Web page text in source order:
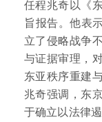
任程兆奇以《
旨报告。他表
立了侵略战争
与证据审理，
东亚秩序重建
兆奇强调，东
于确立以法律